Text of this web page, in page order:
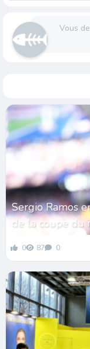
Vous
Sergio Ramos
de la coupe du
0 87 0